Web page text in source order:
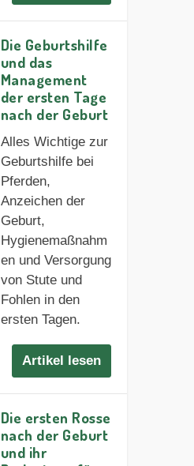
Die Geburtshilfe
und das
Management
der ersten Tage
nach der Geburt
Alles Wichtige zur
Geburtshilfe bei
Pferden,
Anzeichen der
Geburt,
Hygienemaßnahm
en und Versorgung
von Stute und
Fohlen in den
ersten Tagen.
Artikel lesen
Die ersten Rosse
nach der Geburt
und ihr